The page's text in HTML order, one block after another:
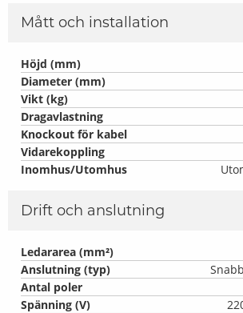
Mått och installation
Höjd (mm)
Diameter (mm)
Vikt (kg)
Dragavlastning
Knockout för kabel
Vidarekoppling
Inomhus/Utomhus
Drift och anslutning
Ledararea (mm²)
Anslutning (typ)
Antal poler
Spänning (V)